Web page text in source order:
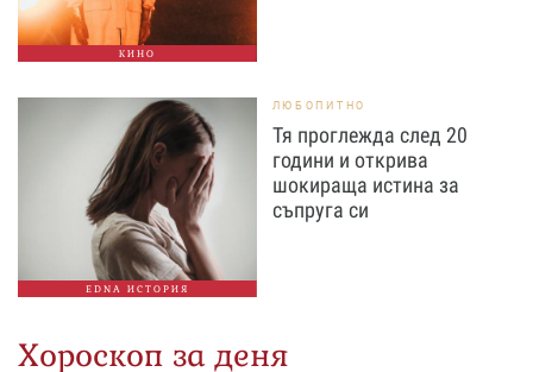
КИНО
EDNA ИСТОРИЯ
ЛЮБОПИТНО
Тя проглежда след 20
години и открива
шокираща истина за
съпруга си
Хороскоп за деня